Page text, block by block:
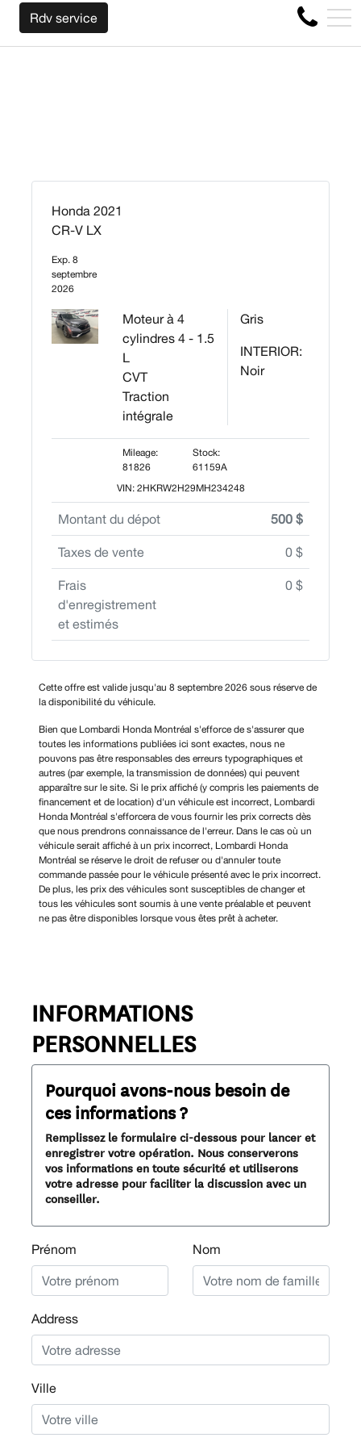
NOUS RACHETONS VOTRE AUTO PEU
4356 Boul Métropolitain E, Montréal, QC, CA H1S 1A2
EN
Rdv service
Honda 2021
CR-V LX
Exp. 8
septembre
2026
Moteur à 4
cylindres 4 - 1.5
L
CVT
Traction
intégrale
Gris
INTERIOR:
Noir
Mileage:
81826
Stock:
61159A
VIN: 2HKRW2H29MH234248
Montant du dépot 500 $
Taxes de vente 0 $
Frais
d'enregistrement
et estimés
0 $
Cette offre est valide jusqu'au 8 septembre 2026 sous réserve de
la disponibilité du véhicule.
Bien que Lombardi Honda Montréal s'efforce de s'assurer que
toutes les informations publiées ici sont exactes, nous ne
pouvons pas être responsables des erreurs typographiques et
autres (par exemple, la transmission de données) qui peuvent
apparaître sur le site. Si le prix affiché (y compris les paiements de
financement et de location) d'un véhicule est incorrect, Lombardi
Honda Montréal s'efforcera de vous fournir les prix corrects dès
que nous prendrons connaissance de l'erreur. Dans le cas où un
véhicule serait affiché à un prix incorrect, Lombardi Honda
Montréal se réserve le droit de refuser ou d'annuler toute
commande passée pour le véhicule présenté avec le prix incorrect.
De plus, les prix des véhicules sont susceptibles de changer et
tous les véhicules sont soumis à une vente préalable et peuvent
ne pas être disponibles lorsque vous êtes prêt à acheter.
INFORMATIONS
PERSONNELLES
Pourquoi avons-nous besoin de
ces informations ?
Remplissez le formulaire ci-dessous pour lancer et
enregistrer votre opération. Nous conserverons
vos informations en toute sécurité et utiliserons
votre adresse pour faciliter la discussion avec un
conseiller.
Prénom Nom
Address
Ville